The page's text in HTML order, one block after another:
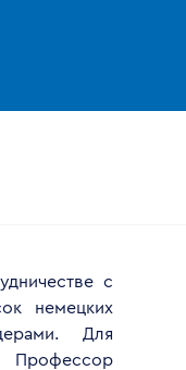
с
немецких
Для
Профессор